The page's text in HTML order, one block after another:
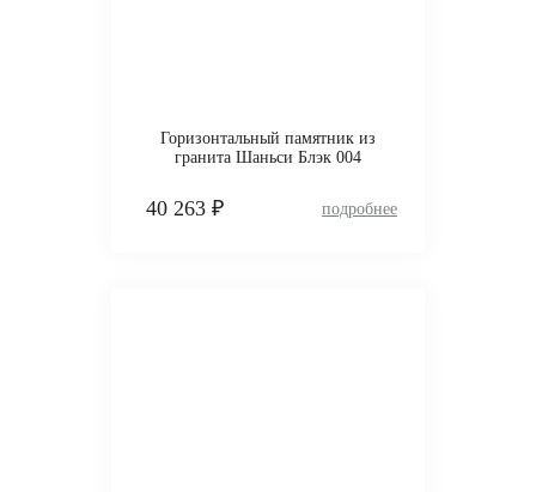
Горизонтальный памятник из
гранита Шаньси Блэк 004
40 263 ₽